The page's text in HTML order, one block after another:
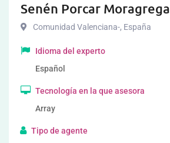
Senén Porcar Moragrega
Comunidad Valenciana-, España
Idioma del experto
Español
Tecnología en la que asesora
Array
Tipo de agente